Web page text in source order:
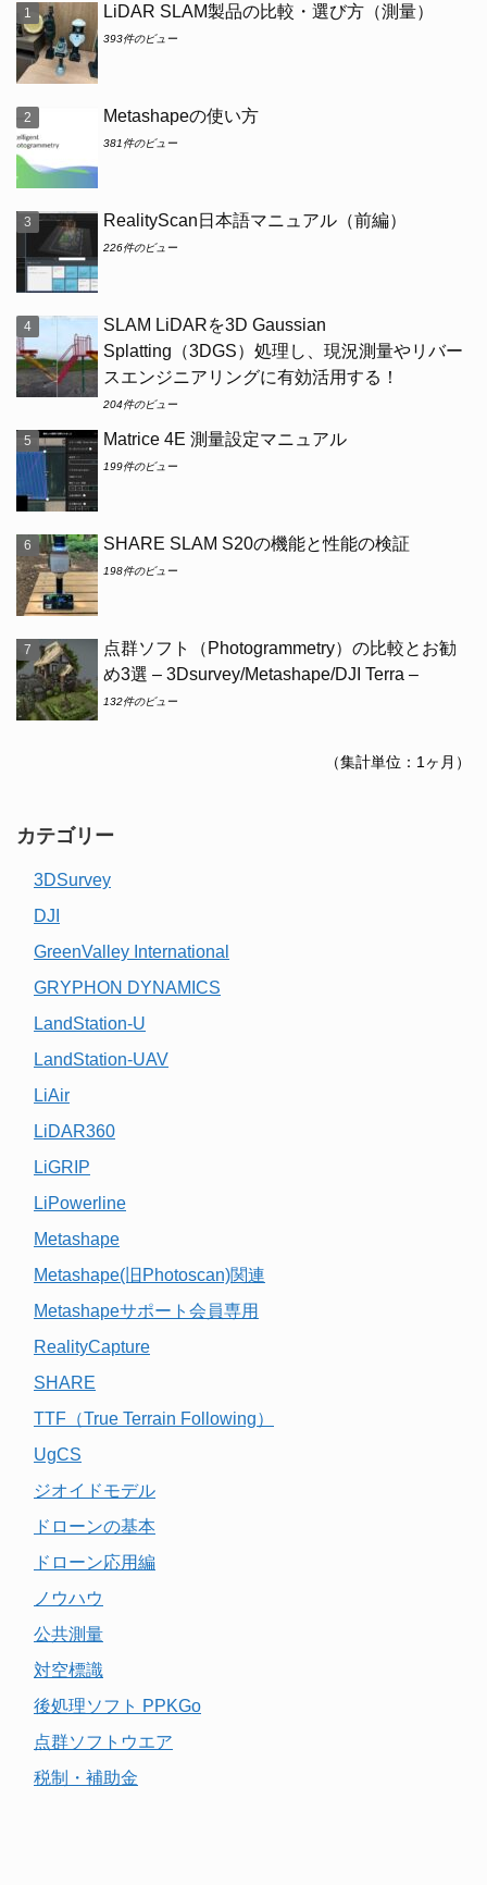
LiDAR SLAM製品の比較・選び方（測量）
393件のビュー
Metashapeの使い方
381件のビュー
RealityScan日本語マニュアル（前編）
226件のビュー
SLAM LiDARを3D Gaussian
Splatting（3DGS）処理し、現況測量やリバー
スエンジニアリングに有効活用する！
204件のビュー
Matrice 4E 測量設定マニュアル
199件のビュー
SHARE SLAM S20の機能と性能の検証
198件のビュー
点群ソフト（Photogrammetry）の比較とお勧
め3選 – 3Dsurvey/Metashape/DJI Terra –
132件のビュー
（集計単位：1ヶ月）
カテゴリー
3DSurvey
DJI
GreenValley International
GRYPHON DYNAMICS
LandStation-U
LandStation-UAV
LiAir
LiDAR360
LiGRIP
LiPowerline
Metashape
Metashape(旧Photoscan)関連
Metashapeサポート会員専用
RealityCapture
SHARE
TTF（True Terrain Following）
UgCS
ジオイドモデル
ドローンの基本
ドローン応用編
ノウハウ
公共測量
対空標識
後処理ソフト PPKGo
点群ソフトウエア
税制・補助金